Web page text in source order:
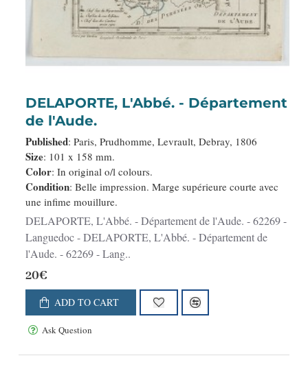
DELAPORTE, L'Abbé. - Département
de l'Aude.
Published: Paris, Prudhomme, Levrault, Debray, 1806
Size: 101 x 158 mm.
Color: In original o/l colours.
Condition: Belle impression. Marge supérieure courte avec
une infime mouillure.
DELAPORTE, L'Abbé. - Département de l'Aude. - 62269 -
Languedoc - DELAPORTE, L'Abbé. - Département de
l'Aude. - 62269 - Lang..
20€
ADD TO CART
Ask Question